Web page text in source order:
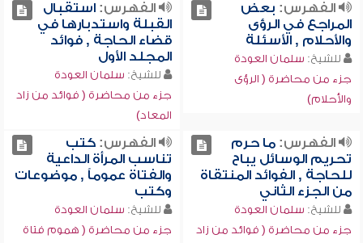
الفهرس: بعض
المراجع في الرؤى
والأحلام , الأسئلة
للشيخ: سلمان العودة
جزء من محاضرة ( الرؤى
والأحلام)
الفهرس:استقبال
القبلة واستدبارها في
قضاء الحاجة , فوائد
المجلد الأول
للشيخ: سلمان العودة
جزء من محاضرة ( فوائد من زاد
المعاد)
الفهرس:ما حرم
تحريم الوسائل يباح
للحاجة , الفوائد المنتقاة
من الجزء الثاني
للشيخ: سلمان العودة
جزء من محاضرة ( فوائد من زاد
الفهرس:كتب
تناسب المرأة الداعية
والفتاة عموماً , موضوعات
وكتب
للشيخ: سلمان العودة
جزء من محاضرة ( هموم فتاة